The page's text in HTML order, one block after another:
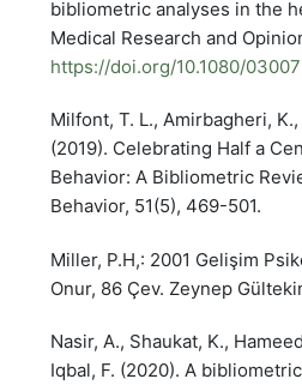
bibliometric analyses in the
Medical Research and
https://doi.org/10.1080/
Milfont, T. L., Amirbagheri,
(2019). Celebrating Half a
Behavior: A Bibliometric
Behavior, 51(5), 469-501.
Miller, P.H,: 2001 Gelişim
Onur, 86 Çev. Zeynep
Nasir, A., Shaukat, K.,
Iqbal, F. (2020). A